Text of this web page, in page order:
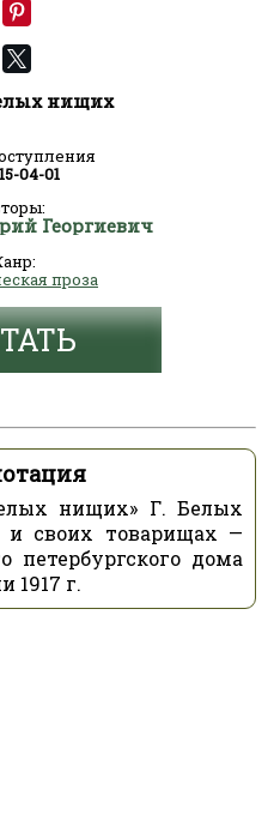
нищих
04-01
Георгиевич
проза
нищих» Г. Белых
и своих товарищах —
петербургского дома
1917 г.